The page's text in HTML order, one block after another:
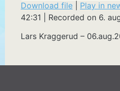
SHARE
LINK
Download file Play in
42:31
Recorded on 6.
Lars Kraggerud –